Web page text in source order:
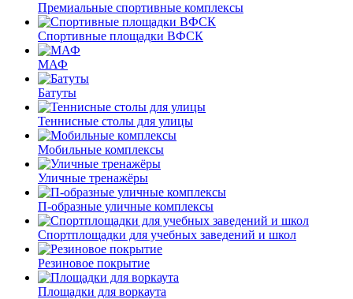
Премиальные спортивные комплексы
Спортивные площадки ВФСК
МАФ
Батуты
Теннисные столы для улицы
Мобильные комплексы
Уличные тренажёры
П-образные уличные комплексы
Спортплощадки для учебных заведений и школ
Резиновое покрытие
Площадки для воркаута